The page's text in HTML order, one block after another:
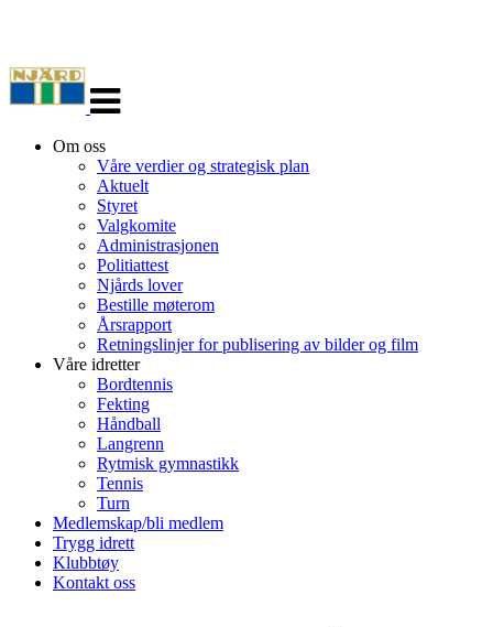
navigasjon
Om oss
Våre verdier og strategisk plan
Aktuelt
Styret
Valgkomite
Administrasjonen
Politiattest
Njårds lover
Bestille møterom
Årsrapport
Retningslinjer for publisering av bilder og film
Våre idretter
Bordtennis
Fekting
Håndball
Langrenn
Rytmisk gymnastikk
Tennis
Turn
Medlemskap/bli medlem
Trygg idrett
Klubbtøy
Kontakt oss